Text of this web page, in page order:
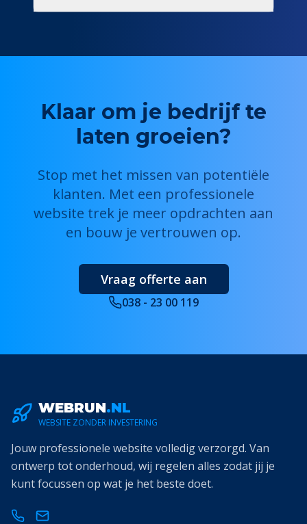
Klaar om je bedrijf te
laten groeien?
Stop met het missen van potentiële
klanten. Met een professionele
website trek je meer opdrachten aan
en bouw je vertrouwen op.
Vraag offerte aan
038 - 23 00 119
WEBRUN.NL
WEBSITE ZONDER INVESTERING
Jouw professionele website volledig verzorgd. Van
ontwerp tot onderhoud, wij regelen alles zodat jij je
kunt focussen op wat je het beste doet.